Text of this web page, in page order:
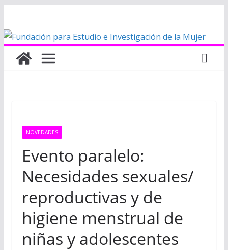
contenido
NOVEDADES
Evento paralelo:
Necesidades sexuales/
reproductivas y de
higiene menstrual de
niñas y adolescentes